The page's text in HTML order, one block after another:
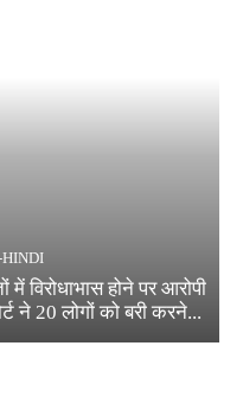
विरोधाभास होने पर आरोपी
ने 20 लोगों को बरी करने...